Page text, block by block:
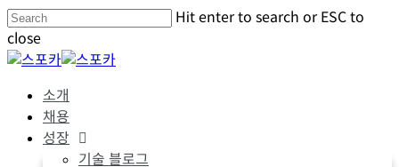
Skip
to
main
Hit enter to search or ESC to
close
Close
Menu 소개
채용
성장
기술 블로그